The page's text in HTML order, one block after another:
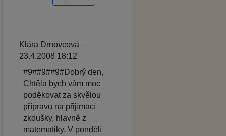
Klára Drnovcová –
23.4.2008 18:12
#9##9##9#Dobrý den,
Chtěla bych vám moc
poděkovat za skvělou
přípravu na přijímací
zkoušky, hlavně z
matematiky. V pondělí